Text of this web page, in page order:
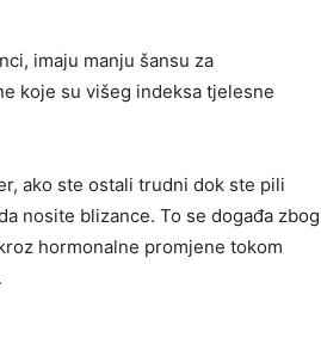
imaju manju šansu za
koje su višeg indeksa tjelesne
ako ste ostali trudni dok ste pili
nosite blizance. To se događa zbog
hormonalne promjene tokom